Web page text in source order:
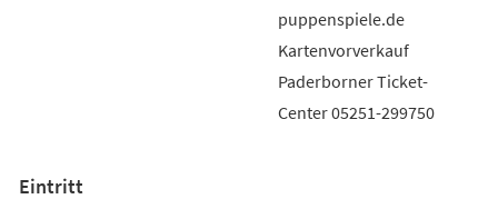
puppenspiele.de
Kartenvorverkauf
Paderborner Ticket-
Center 05251-299750
Eintritt